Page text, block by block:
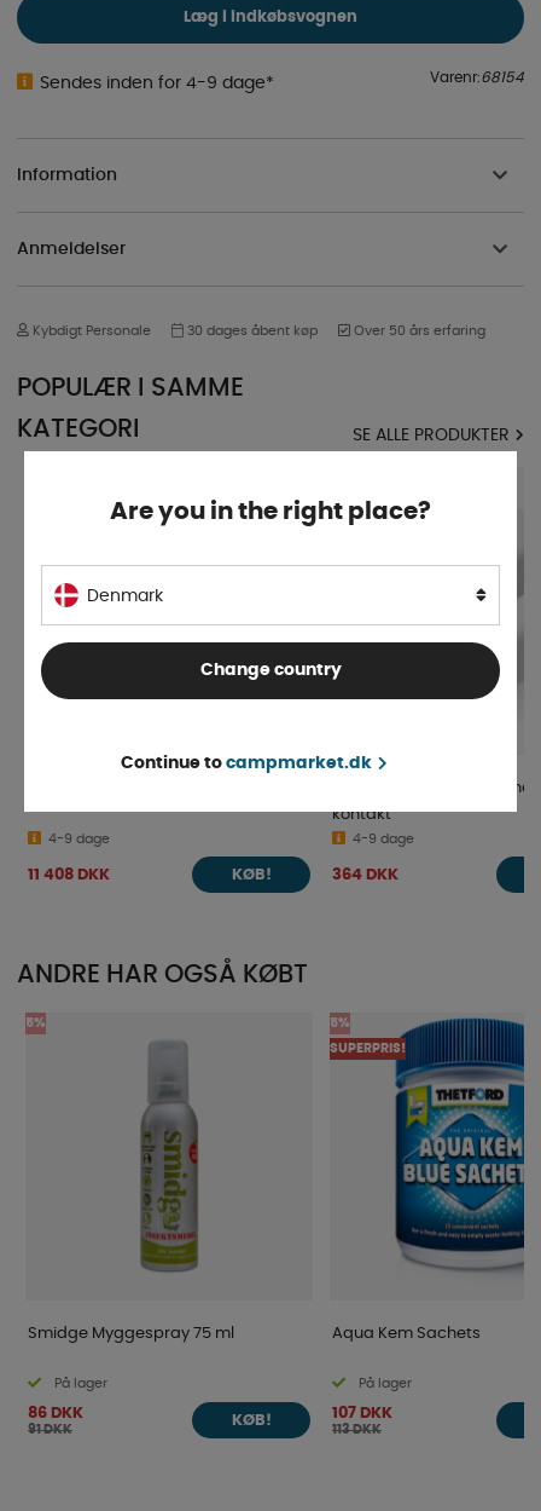
Læg i indkøbsvognen
Sendes inden for 4-9 dage* Varenr:68154
Information
Anmeldelser
Kybdigt Personale 30 dages åbent køp Over 50 års erfaring
POPULÆR I SAMME
KATEGORI
SE ALLE PRODUKTER
4-9 dage
11 408 DKK KØB!
Yachtsafe trådløs
kontakt
4-9 dage
364 DKK
ANDRE HAR OGSÅ KØBT
5%
Smidge Myggespray 75 ml
På lager
86 DKK
91 DKK
KØB!
5%
SUPERPRIS!
Aqua Kem Sachets
På lager
107 DKK
113 DKK
Are you in the right place?
Denmark
Change country
Continue to campmarket.dk